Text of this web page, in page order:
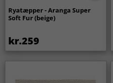
Ryatæpper - Aranga Super
Soft Fur (beige)
kr.259